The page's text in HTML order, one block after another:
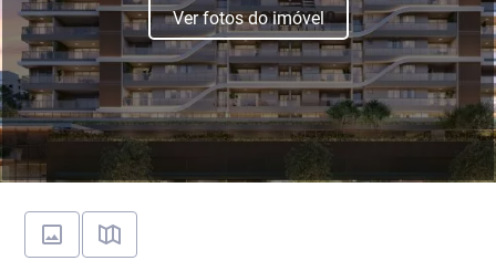
Ver fotos do imóvel